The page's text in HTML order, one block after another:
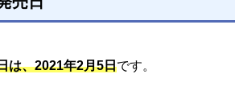
は、2021年2月5日です。